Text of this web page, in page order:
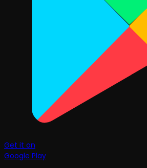
Get it on
Google Play